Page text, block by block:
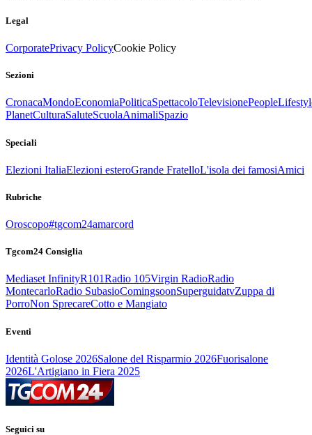
Legal
CorporatePrivacy PolicyCookie Policy
Sezioni
CronacaMondoEconomiaPoliticaSpettacoloTelevisionePeople
PlanetCulturaSaluteScuolaAnimaliSpazio
Speciali
Elezioni ItaliaElezioni esteroGrande FratelloL'isola dei famosiAmici
Rubriche
Oroscopo#tgcom24amarcord
Tgcom24 Consiglia
Mediaset InfinityR101Radio 105Virgin RadioRadio
MontecarloRadio SubasioComingsoonSuperguidatvZuppa di
PorroNon SprecareCotto e Mangiato
Eventi
Identità Golose 2026Salone del Risparmio 2026Fuorisalone
2026L'Artigiano in Fiera 2025
Seguici su